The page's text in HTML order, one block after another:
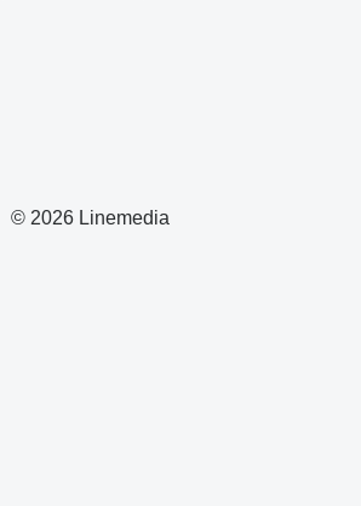
© 2026 Linemedia